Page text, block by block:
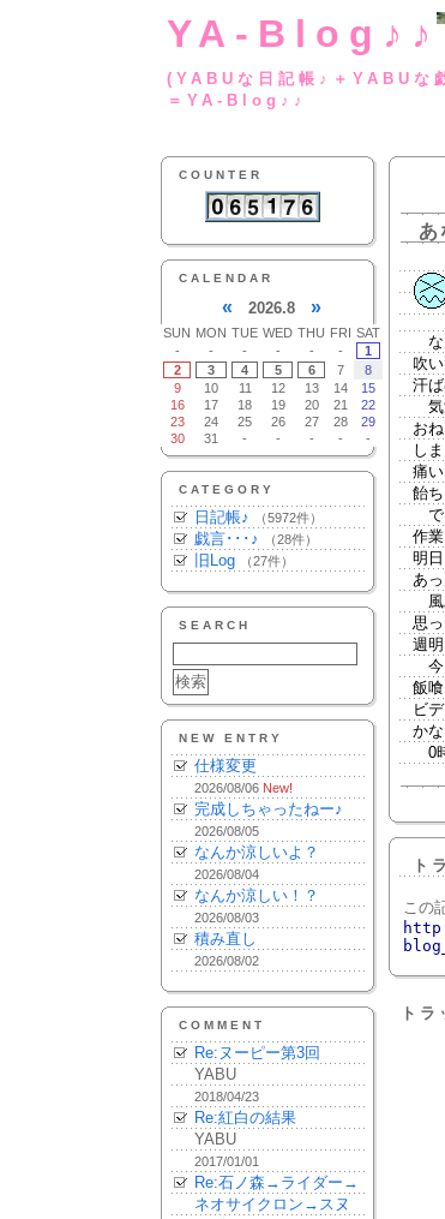
YA-Blog♪♪
(YABUな日記
＝YA-Blog♪♪
COUNTER
CALENDAR
« 2026.8 »
SUN MON TUE WED THU FRI SAT
-
- - - - -
1
2
3 4 5 6 7
8
9
10 11 12 13 14
15
16
17 18 19 20 21
22
23
24 25 26 27 28
29
30
31 - - - - -
CATEGORY
日記帳♪ （5972件）
戯言･･･♪ （28件）
旧Log （27件）
SEARCH
NEW ENTRY
仕様変更
2026/08/06 New!
完成しちゃったねー♪
2026/08/05
なんか涼しいよ？
2026/08/04
なんか涼しい！？
2026/08/03
積み直し
2026/08/02
COMMENT
Re:ヌーピー第3回
YABU
2018/04/23
Re:紅白の結果
YABU
2017/01/01
Re:石ノ森→ライダー→
ネオサイクロン→スヌ
あ
な
吹
汗
気
お
し
痛
飴
で
作
明
あ
風
思
週
今
飯
ビ
か
0
ト
この
ト